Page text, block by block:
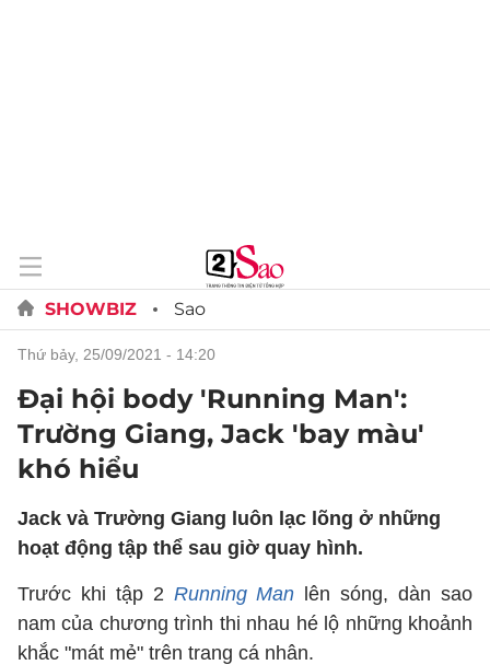
SHOWBIZ Sao
thứ bảy, 25/09/2021 - 14:20
Đại hội body 'Running Man':
Trường Giang, Jack 'bay màu'
khó hiểu
Jack và Trường Giang luôn lạc lõng ở những
hoạt động tập thể sau giờ quay hình.
Trước khi tập 2 Running Man lên sóng, dàn sao
nam của chương trình thi nhau hé lộ những khoảnh
khắc "mát mẻ" trên trang cá nhân.